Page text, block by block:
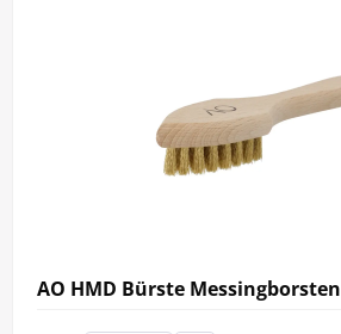
AO HMD Bürste Messingborsten